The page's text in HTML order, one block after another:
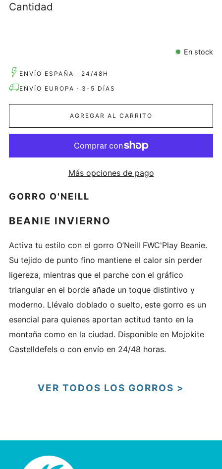
Cantidad
En stock
ENVÍO ESPAÑA · 24/48H
ENVÍO EUROPA · 3-5 DÍAS
AGREGAR AL CARRITO
Más opciones de pago
GORRO O'NEILL
BEANIE INVIERNO
Activa tu estilo con el gorro O’Neill FWC'Play Beanie.
Su tejido de punto fino mantiene el calor sin perder
ligereza, mientras que el parche con el gráfico
triangular en el borde añade un toque distintivo y
moderno. Llévalo doblado o suelto, este gorro es un
esencial para quienes aportan actitud tanto en la
montaña como en la ciudad. Disponible en Mojokite
Castelldefels o con envío en 24/48 horas.
VER TODOS LOS GORROS >